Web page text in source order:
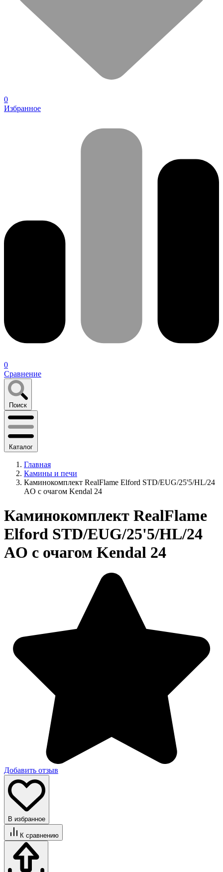
0
Избранное
0
Сравнение
Поиск
Каталог
Главная
Камины и печи
Каминокомплект RealFlame Elford STD/EUG/25'5/HL/24
AO с очагом Kendal 24
Каминокомплект RealFlame
Elford STD/EUG/25'5/HL/24
AO с очагом Kendal 24
Добавить отзыв
В избранное
К сравнению